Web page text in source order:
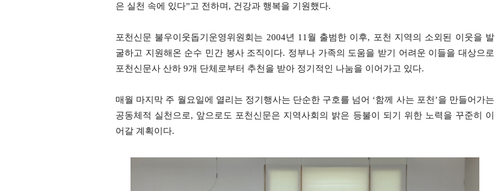
은 실천 속에 있다”고 전하며, 건강과 행복을 기원했다.
포천신문 불우이웃돕기운영위원회는 2004년 11월 출범한 이후, 포천 지역의 소외된 이웃을 발
굴하고 지원해온 순수 민간 봉사 조직이다. 정부나 가족의 도움을 받기 어려운 이들을 대상으로
포천신문사 산하 9개 단체로부터 추천을 받아 정기적인 나눔을 이어가고 있다.
매월 마지막 주 월요일에 열리는 정기행사는 단순한 구호를 넘어 ‘함께 사는 포천’을 만들어가는
공동체적 실천으로, 앞으로도 포천신문은 지역사회의 밝은 등불이 되기 위한 노력을 꾸준히 이
어갈 계획이다.